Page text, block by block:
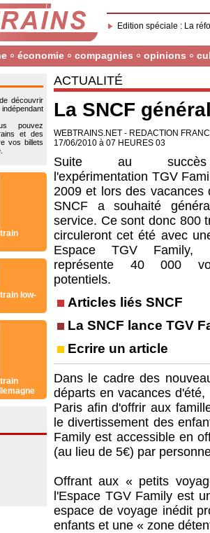
Edition spéciale : La
économie compagnies opinions
découvrir
pouvez
et des
vos billets
low-
ACTUALITÉ
La SNCF
WEBTRAINS.NET - REDACTION
17/06/2010 à 07 HEURES 03
Suite au
l'expérimentation TGV
2009 et lors des vacances
SNCF a souhaité
service. Ce sont donc 800
circuleront cet été avec
Espace TGV
représente 40 000
potentiels.
Articles liés SNCF
La SNCF lance TGV
Ecrire un article
Dans le cadre des
départs en vacances
Paris afin d'offrir aux
le divertissement des
Family est accessible en
(au lieu de 5€) par
Offrant aux « petits
l'Espace TGV Family est
espace de voyage inédit
enfants et une « zone